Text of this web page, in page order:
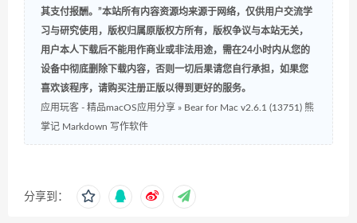
其支付报酬。”本站所有内容资源均来源于网络，仅供用户交流学
习与研究使用，版权归属原版权方所有，版权争议与本站无关，
用户本人下载后不能用作商业或非法用途，需在24小时内从您的
设备中彻底删除下载内容，否则一切后果请您自行承担，如果您
喜欢该程序，请购买注册正版以得到更好的服务。
应用玩客 - 精品macOS应用分享 » Bear for Mac v2.6.1 (13751) 熊
掌记 Markdown 写作软件
分享到：